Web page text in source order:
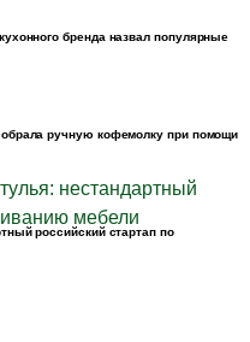
бренда назвал популярные
ручную кофемолку при помощи
российский стартап по